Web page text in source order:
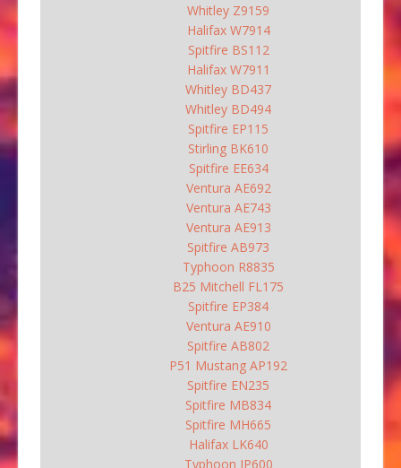
Whitley Z9159
Halifax W7914
Spitfire BS112
Halifax W7911
Whitley BD437
Whitley BD494
Spitfire EP115
Stirling BK610
Spitfire EE634
Ventura AE692
Ventura AE743
Ventura AE913
Spitfire AB973
Typhoon R8835
B25 Mitchell FL175
Spitfire EP384
Ventura AE910
Spitfire AB802
P51 Mustang AP192
Spitfire EN235
Spitfire MB834
Spitfire MH665
Halifax LK640
Typhoon JP600